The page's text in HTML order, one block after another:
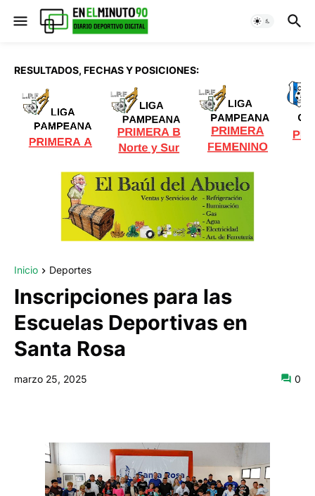
RESULTADOS, FECHAS Y POSICIONES:
Inicio Deportes
Inscripciones para las
Escuelas Deportivas en
Santa Rosa
marzo 25, 2025 0